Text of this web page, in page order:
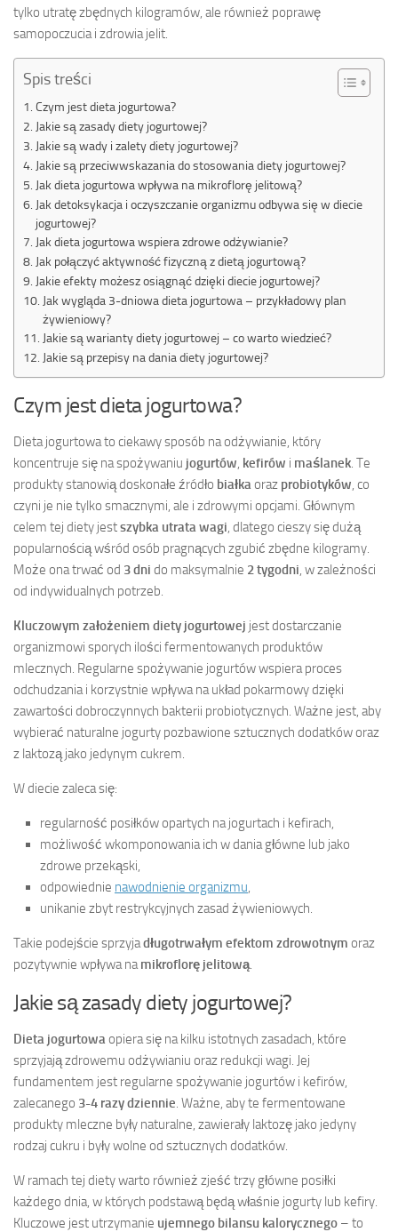
tylko utratę zbędnych kilogramów, ale również poprawę
samopoczucia i zdrowia jelit.
Spis treści
Czym jest dieta jogurtowa?
Jakie są zasady diety jogurtowej?
Jakie są wady i zalety diety jogurtowej?
Jakie są przeciwwskazania do stosowania diety jogurtowej?
Jak dieta jogurtowa wpływa na mikroflorę jelitową?
Jak detoksykacja i oczyszczanie organizmu odbywa się w diecie
jogurtowej?
Jak dieta jogurtowa wspiera zdrowe odżywianie?
Jak połączyć aktywność fizyczną z dietą jogurtową?
Jakie efekty możesz osiągnąć dzięki diecie jogurtowej?
Jak wygląda 3-dniowa dieta jogurtowa – przykładowy plan
żywieniowy?
Jakie są warianty diety jogurtowej – co warto wiedzieć?
Jakie są przepisy na dania diety jogurtowej?
Czym jest dieta jogurtowa?
Dieta jogurtowa to ciekawy sposób na odżywianie, który
koncentruje się na spożywaniu jogurtów kefirów i maślanek . Te
produkty stanowią doskonałe źródło białka oraz probiotyków , co
czyni je nie tylko smacznymi, ale i zdrowymi opcjami. Głównym
celem tej diety jestszybka utrata wagi , dlatego cieszy się dużą
popularnością wśród osób pragnących zgubić zbędne kilogramy.
Może ona trwać od 3 dni do maksymalnie 2 tygodni , w zależności
od indywidualnych potrzeb.
Kluczowym założeniem diety jogurtowej jest dostarczanie
organizmowi sporych ilości fermentowanych produktów
mlecznych. Regularne spożywanie jogurtów wspiera proces
odchudzania i korzystnie wpływa na układ pokarmowy dzięki
zawartości dobroczynnych bakterii probiotycznych. Ważne jest, aby
wybierać naturalne jogurty pozbawione sztucznych dodatków oraz
z laktozą jako jedynym cukrem.
W diecie zaleca się:
regularność posiłków opartych na jogurtach i kefirach,
możliwość wkomponowania ich w dania główne lub jako
zdrowe przekąski,
odpowiednie nawodnienie organizmu
unikanie zbyt restrykcyjnych zasad żywieniowych.
Takie podejście sprzyjadługotrwałym efektom zdrowotnym oraz
pozytywnie wpływa na mikroflorę jelitową
Jakie są zasady diety jogurtowej?
Dieta jogurtowa opiera się na kilku istotnych zasadach, które
sprzyjają zdrowemu odżywianiu oraz redukcji wagi. Jej
fundamentem jest regularne spożywanie jogurtów i kefirów,
zalecanego 3-4 razy dziennie . Ważne, aby te fermentowane
produkty mleczne były naturalne, zawierały laktozę jako jedyny
rodzaj cukru i były wolne od sztucznych dodatków.
W ramach tej diety warto również zjeść trzy główne posiłki
każdego dnia, w których podstawą będą właśnie jogurty lub kefiry.
Kluczowe jest utrzymanie ujemnego bilansu kalorycznego – to